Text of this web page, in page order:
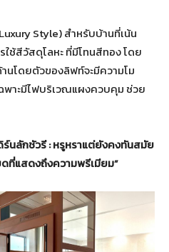
Style) สำหรับบ้านที่เน้น
ช้สีวัสดุโลหะ ที่มีโทนสีทอง โดย
นโดยตัวของลิฟท์จะมีความโม
พาะมีไฟบริเวณแผงควบคุม ช่วย
ร์นลักชัวรี:หรูหราแต่ยังคงทันสมัย
ที่แสดงถึงความพรีเมียม”